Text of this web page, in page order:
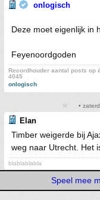
onlogisch
Deze moet eigenlijk in
Feyenoordgoden
Recordhouder aantal posts op
4045
onlogisch
•
Elan
Timber weigerde bij
weg naar Utrecht. Het
blablablabla
Speel mee